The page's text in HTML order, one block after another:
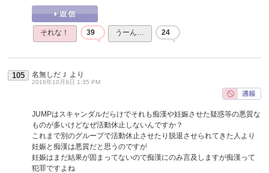
それな！ 39 うーん… 24
105 名無しだＪ より
2016年10月9日 1:35 PM
JUMPはスキャンダルだらけでそれも痴漢や妊娠させた疑惑等の悪質な
ものが多いけどなぜ活動休止しないんですか？
これまで別のグループで活動休止させたり脱退させられてきた人より
妊娠と痴漢は悪質だと思うのですが
妊娠はまだ結果が固まってないので痴漢にのみ言及しますが痴漢って
犯罪ですよね